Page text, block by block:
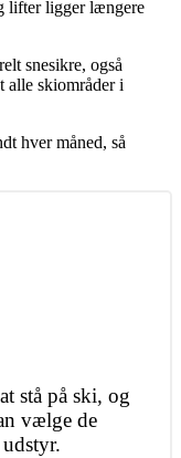
lifter ligger længere
snesikre, også
alle skiområder i
hver måned, så
stå på ski, og
vælge de